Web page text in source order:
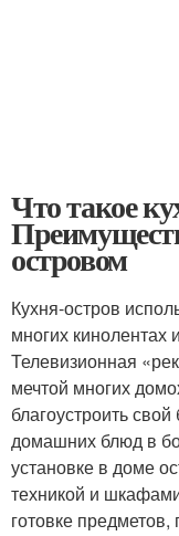
Что такое
островом
Кухня-остров
многих кинолентах
Телевизионная
мечтой многих
благоустроить
домашних блюд в
установке в доме
техникой и
готовке